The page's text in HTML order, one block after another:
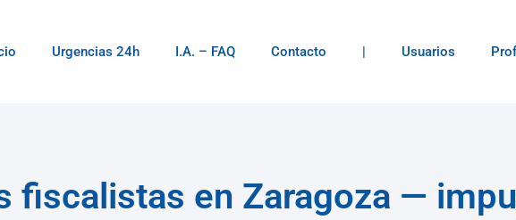
Urgencias 24h I.A. – FAQ Contacto | Usuarios
fiscalistas en Zaragoza —